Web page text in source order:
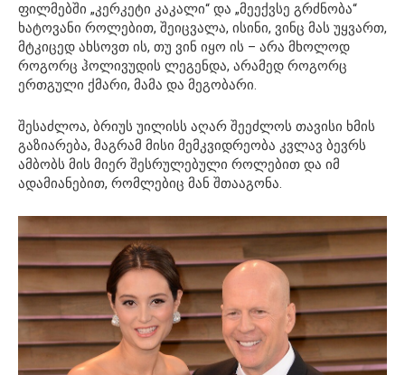
ფილმებში „კერკეტი კაკალი“ და „მეექვსე გრძნობა“
ხატოვანი როლებით, შეიცვალა, ისინი, ვინც მას უყვართ,
მტკიცედ ახსოვთ ის, თუ ვინ იყო ის – არა მხოლოდ
როგორც ჰოლივუდის ლეგენდა, არამედ როგორც
ერთგული ქმარი, მამა და მეგობარი.
შესაძლოა, ბრიუს უილისს აღარ შეეძლოს თავისი ხმის
გაზიარება, მაგრამ მისი მემკვიდრეობა კვლავ ბევრს
ამბობს მის მიერ შესრულებული როლებით და იმ
ადამიანებით, რომლებიც მან შთააგონა.